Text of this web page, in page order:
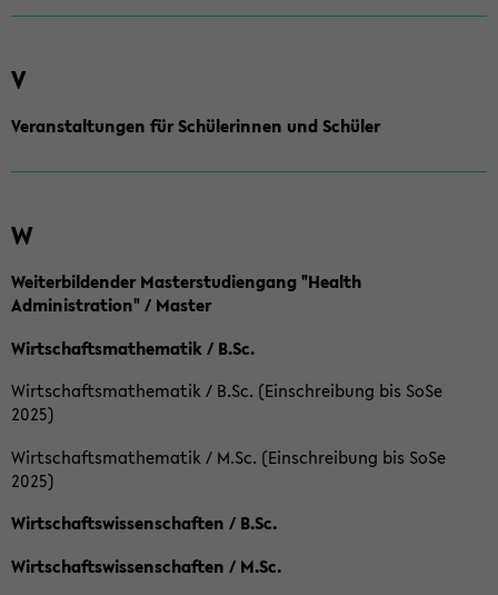
V
Veranstaltungen für Schülerinnen und Schüler
W
Weiterbildender Masterstudiengang "Health
Administration" / Master
Wirtschaftsmathematik / B.Sc.
Wirtschaftsmathematik / B.Sc. (Einschreibung bis SoSe
2025)
Wirtschaftsmathematik / M.Sc. (Einschreibung bis SoSe
2025)
Wirtschaftswissenschaften / B.Sc.
Wirtschaftswissenschaften / M.Sc.